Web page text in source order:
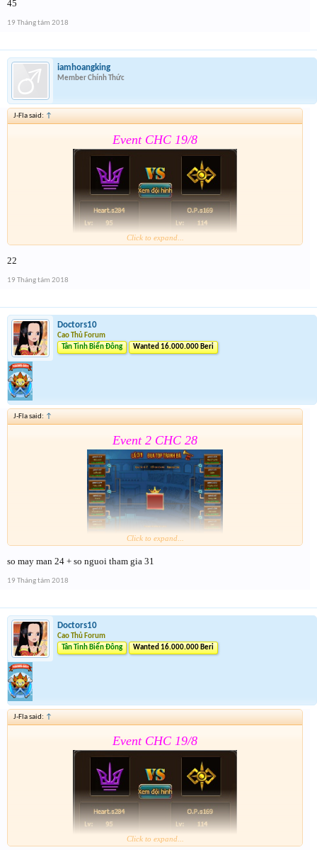
Nhớ tham gia event 2 . Event 2 sẽ đóng cùng thời
gian Event CHC 19/8
45
19 Tháng tám 2018
iamhoangking
Member Chính Thức
J-Fla said: ↑
Event CHC 19/8
Nhớ tham gia event 2 . Event 2 sẽ đóng cùng thời
gian Event CHC 19/8
Click to expand...
22
19 Tháng tám 2018
Doctors10
Cao Thủ Forum
Tân Tinh Biển Đông
Wanted 16.000.000 Beri
J-Fla said: ↑
Event 2 CHC 28
Form :https://goo.gl/9yi8dF
Tham gia đủ các bước để k bị loại nhảm . Event 2 sẽ
dóng vào 15h ngày mai
Click to expand...
so may man 24 + so nguoi tham gia 31
19 Tháng tám 2018
Doctors10
Cao Thủ Forum
Tân Tinh Biển Đông
Wanted 16.000.000 Beri
J-Fla said: ↑
Event CHC 19/8
Click to expand...